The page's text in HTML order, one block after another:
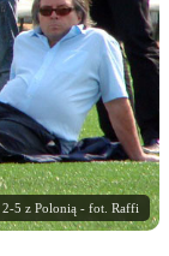
2-5 z Polonią - fot. Raffi